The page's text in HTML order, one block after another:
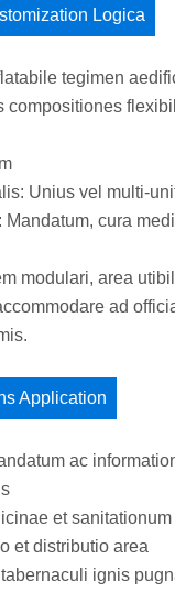
Logica
tegimen
compositiones
Unius vel multi-
Mandatum, cura
modulari, area
ad
Application
ac
et
et distributio area
ignis